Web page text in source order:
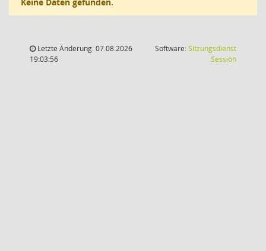
Letzte Änderung: 07.08.2026
19:03:56
Software:Sitzungsdienst
Session(Wird in